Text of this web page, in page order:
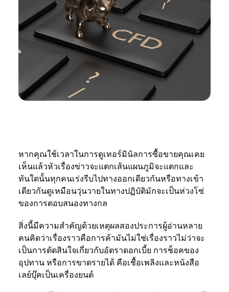
หากคุณใช้เวลาในการดูเทอร์มินัลการซื้อขายคุณเคย
เห็นแล้วหัวเรื่องข่าวจะแตกเส้นแผนภูมิจะแตกและ
ทันใดนั้นทุกคนเร่งรีบไปทางออกเดียวกันหรือทางเข้า
เดียวกันดูเหมือนวุ่นวายในทางปฏิบัติมักจะเป็นห่วงโซ่
ของการตอบสนองทางกล
สิ่งนี้มีความสำคัญด้วยเหตุผลสองประการผู้อ่านหลาย
คนคิดว่าเรื่องราวคือการค้ามันไม่ใช่เรื่องราวไม่ว่าจะ
เป็นการตัดสินใจเกี่ยวกับอัตราดอกเบี้ย การช็อคของ
อุปทาน หรือการขาดรายได้ คือเชื้อเพลิงและหนังสือ
เลย์บุ๊คเป็นเครื่องยนต์